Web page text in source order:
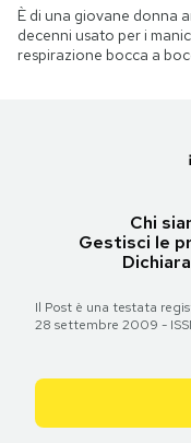
È di una giovane donna
decenni usato per i
respirazione bocca a
Chi
Gestisci le
Il Post è una testata
28 settembre 2009 -